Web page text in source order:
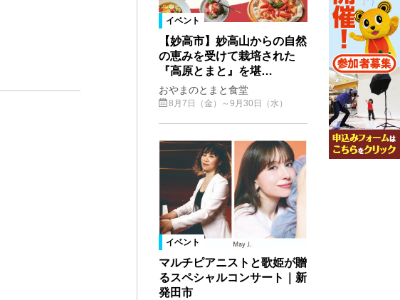
イベント
【妙高市】妙高山からの自然
の恵みを受けて栽培された
『高原とまと』を堪…
おやまのとまと食堂
8月7日（金）～9月30日（水）
イベント
マルチピアニストと歌姫が贈
るスペシャルコンサート｜新
発田市